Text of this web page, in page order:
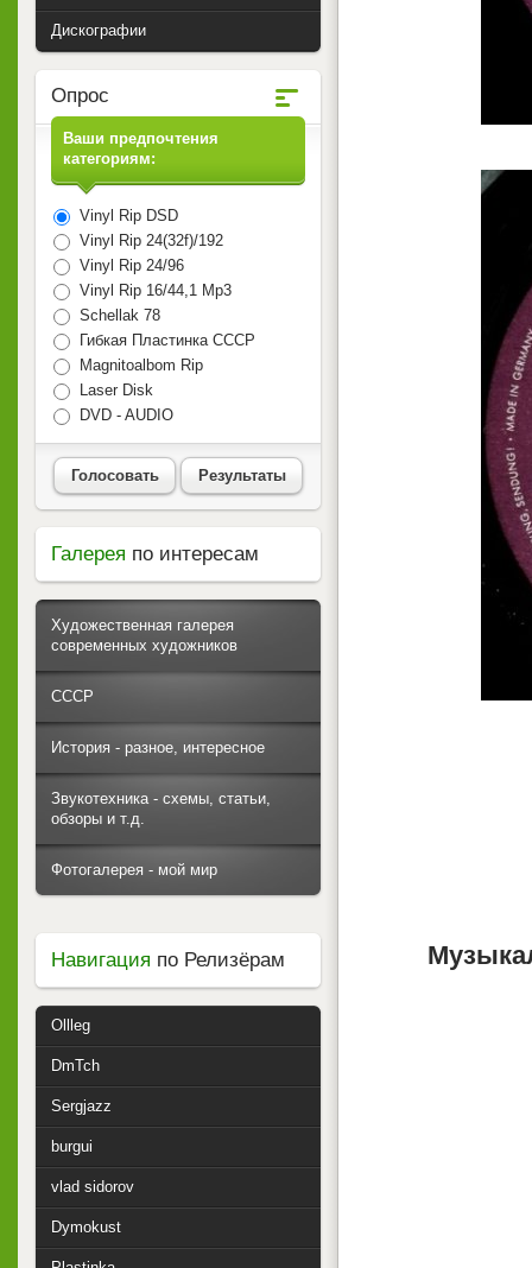
Дискографии
Опрос
Ваши предпочтения
категориям:
Vinyl Rip DSD
Vinyl Rip 24(32f)/192
Vinyl Rip 24/96
Vinyl Rip 16/44,1 Mp3
Schellak 78
Гибкая Пластинка СССР
Magnitoalbom Rip
Laser Disk
DVD - AUDIO
Голосовать Результаты
Галерея по интересам
Художественная галерея
современных художников
СССР
История - разное, интересное
Звукотехника - схемы, статьи,
обзоры и т.д.
Фотогалерея - мой мир
Навигация по Релизёрам
Ollleg
DmTch
Sergjazz
burgui
vlad sidorov
Dymokust